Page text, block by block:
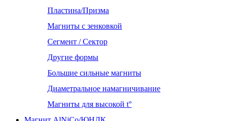
Пластина/Призма
Магниты с зенковкой
Сегмент / Сектор
Другие формы
Большие сильные магниты
Диаметральное намагничивание
Магниты для высокой t°